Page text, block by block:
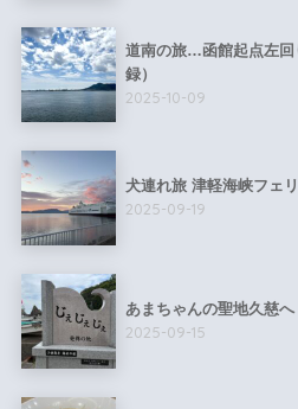
道南の旅…函館起点左回
録）
2025-10-09
犬連れ旅 津軽海峡フェ
2025-09-19
あまちゃんの聖地久慈へ
2025-09-15